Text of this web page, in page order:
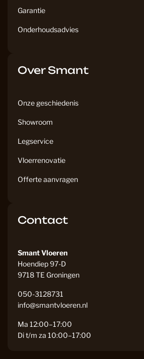
Garantie
Onderhoudsadvies
Over Smant
Onze geschiedenis
Showroom
Legservice
Vloerrenovatie
Offerte aanvragen
Contact
Smant Vloeren
Hoendiep 97-D
9718 TE Groningen
050-3128731
info@smantvloeren.nl
Ma 12:00–17:00
Di t/m za 10:00–17:00